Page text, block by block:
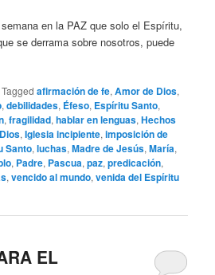
en la PAZ que solo el Espíritu,
se derrama sobre nosotros, puede
Tagged afirmación de fe,Amor de Dios,
,debilidades, Éfeso, Espíritu Santo,
,fragilidad,hablar en lenguas,Hechos
,Iglesia incipiente,imposición de
Santo,luchas,Madre de Jesús,María,
, Padre, Pascua,paz,predicación,
,vencido al mundo,venida del Espíritu
EL